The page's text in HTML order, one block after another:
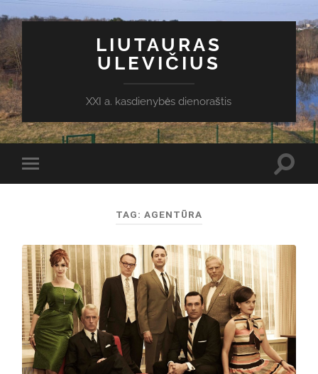
LIUTAURAS
ULEVIČIUS
XXI a. kasdienybės dienoraštis
Toggle
mobile
TAG: AGENTŪRA